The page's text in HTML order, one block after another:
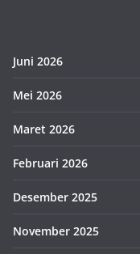
Juni 2026
Mei 2026
Maret 2026
Februari 2026
Desember 2025
November 2025